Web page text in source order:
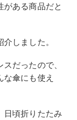
がある商品だと
しました。
だったので、
傘にも使え
日頃折りたたみ